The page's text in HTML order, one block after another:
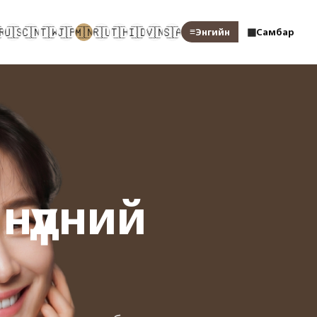
🇺🇸🇨🇳🇹🇼🇯🇵🇲🇳🇷🇺🇹🇭🇮🇩🇻🇳🇸🇦 ≡Энгийн ▦Самбар